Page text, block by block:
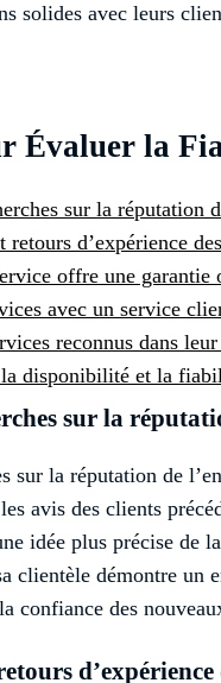
solides avec leurs
Évaluer la
sur la réputation
d’expérience
offre une
avec un service
reconnus dans
disponibilité et la
sur la
sur la réputation de
avis des clients
idée plus précise de
clientèle démontre un
confiance des
d’expérience